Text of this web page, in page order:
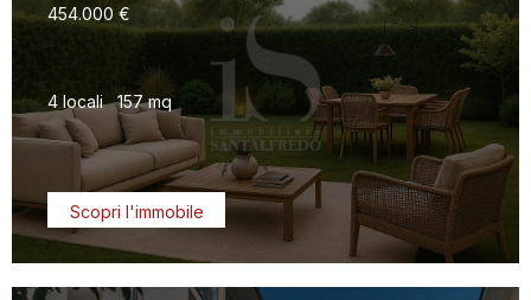
454.000 €
4 locali157 mq
Scopri l'immobile